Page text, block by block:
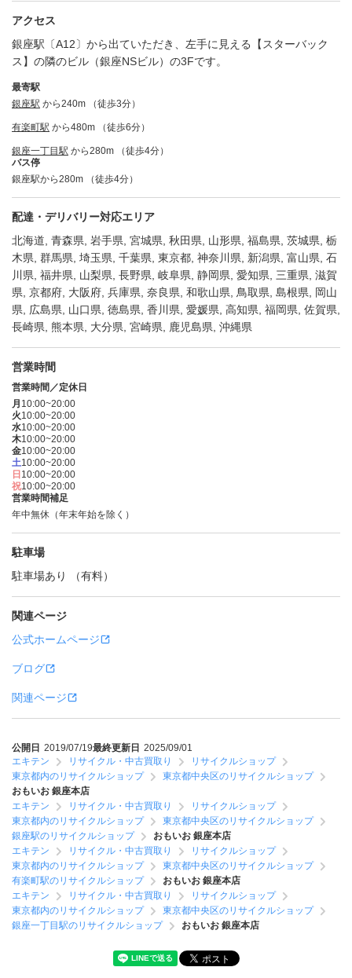
アクセス
銀座駅〔A12〕から出ていただき、左手に見える【スターバック
ス】の隣のビル（銀座NSビル）の3Fです。
最寄駅
銀座駅 から240m （徒歩3分）
有楽町駅 から480m （徒歩6分）
銀座一丁目駅 から280m （徒歩4分）
バス停
銀座駅から280m （徒歩4分）
配達・デリバリー対応エリア
北海道, 青森県, 岩手県, 宮城県, 秋田県, 山形県, 福島県, 茨城県, 栃
木県, 群馬県, 埼玉県, 千葉県, 東京都, 神奈川県, 新潟県, 富山県, 石
川県, 福井県, 山梨県, 長野県, 岐阜県, 静岡県, 愛知県, 三重県, 滋賀
県, 京都府, 大阪府, 兵庫県, 奈良県, 和歌山県, 鳥取県, 島根県, 岡山
県, 広島県, 山口県, 徳島県, 香川県, 愛媛県, 高知県, 福岡県, 佐賀県,
長崎県, 熊本県, 大分県, 宮崎県, 鹿児島県, 沖縄県
営業時間
営業時間／定休日
月 10:00~20:00
火10:00~20:00
水10:00~20:00
木10:00~20:00
金10:00~20:00
土10:00~20:00
日 10:00~20:00
祝10:00~20:00
営業時間補足
年中無休（年末年始を除く）
駐車場
駐車場あり （有料）
関連ページ
公式ホームページ
ブログ
関連ページ
公開日 2019/07/19最終更新日 2025/09/01
エキテン
リサイクル・中古買取り
リサイクルショップ
東京都内のリサイクルショップ
東京都中央区のリサイクルショップ
おもいお 銀座本店
エキテン
リサイクル・中古買取り
リサイクルショップ
東京都内のリサイクルショップ
東京都中央区のリサイクルショップ
銀座駅のリサイクルショップ
おもいお 銀座本店
エキテン
リサイクル・中古買取り
リサイクルショップ
東京都内のリサイクルショップ
東京都中央区のリサイクルショップ
有楽町駅のリサイクルショップ
おもいお 銀座本店
エキテン
リサイクル・中古買取り
リサイクルショップ
東京都内のリサイクルショップ
東京都中央区のリサイクルショップ
銀座一丁目駅のリサイクルショップ
おもいお 銀座本店